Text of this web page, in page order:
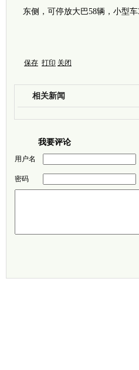
东侧，可停放大巴58辆，小型车
保存 打印 关闭
相关新闻
我要评论
用户名
密码